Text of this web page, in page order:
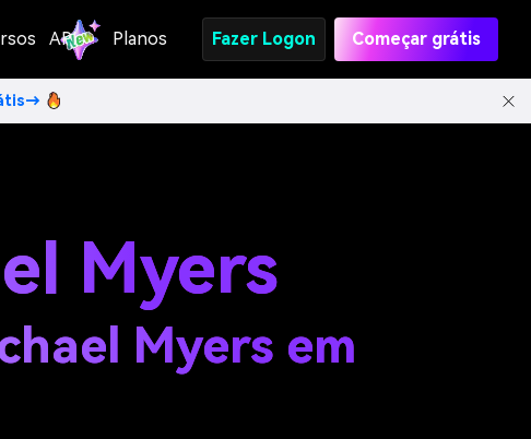
API Planos Fazer Logon Começar grátis
Myers
Myers em